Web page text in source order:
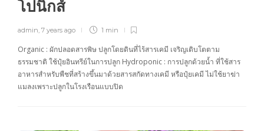
โปนิกส์
admin, 7 years ago 1 min
Organic : ผักปลอดสารพิษ ปลูกโดยดินที่ไร้สารเคมี เจริญเติบโตตาม
ธรรมชาติ ใช้ปุ๋ยอินทรีย์ในการปลูก Hydroponic : การปลูกด้วยน้ำ ที่ใช้สาร
อาหารสำหรับพืชที่สร้างขึ้นมาด้วยสารสกัดทางเคมี หรือปุ๋ยเคมี ไม่ใช้ยาฆ่า
แมลงเพราะปลูกในโรงเรือนแบบปิด